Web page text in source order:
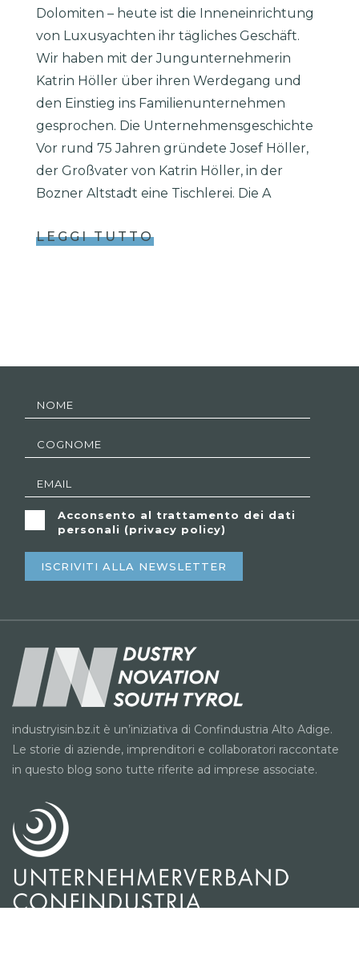
Dolomiten – heute ist die Inneneinrichtung
von Luxusyachten ihr tägliches Geschäft.
Wir haben mit der Jungunternehmerin
Katrin Höller über ihren Werdegang und
den Einstieg ins Familienunternehmen
gesprochen. Die Unternehmensgeschichte
Vor rund 75 Jahren gründete Josef Höller,
der Großvater von Katrin Höller, in der
Bozner Altstadt eine Tischlerei. Die A
LEGGI TUTTO
Acconsento al trattamento dei dati
personali (privacy policy)
ISCRIVITI ALLA NEWSLETTER
industryisin.bz.it è un’iniziativa di Confindustria Alto Adige.
Le storie di aziende, imprenditori e collaboratori raccontate
in questo blog sono tutte riferite ad imprese associate.